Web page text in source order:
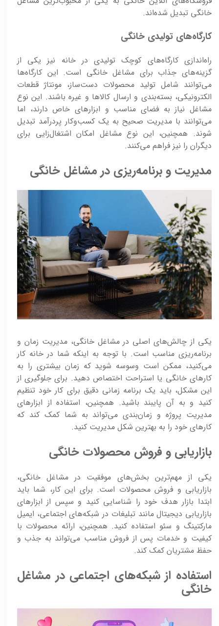
خانگی تبدیل شده‌اند.
کارگاه‌های تولیدی خانگی
راه‌اندازی کارگاه‌های کوچک تولیدی در خانه نیز یکی از
گزینه‌های جذاب برای مشاغل خانگی است. این کارگاه‌ها
می‌توانند شامل تولید محصولات دست‌ساز، مونتاژ قطعات
الکترونیکی، بسته‌بندی و ارسال کالاها و غیره باشند. این نوع
مشاغل نیاز به فضای مناسب و ابزارهای خاص دارند، اما
می‌توانند با مدیریت صحیح به یک کسب‌وکار پردرآمد تبدیل
شوند. همچنین، این نوع مشاغل امکان اشتغال‌زایی برای
دیگران را نیز فراهم می‌کنند.
مدیریت و برنامه‌ریزی در مشاغل خانگی
یکی از چالش‌های اصلی در مشاغل خانگی، مدیریت زمان و
برنامه‌ریزی مناسب است. با توجه به اینکه شما در خانه کار
می‌کنید، ممکن است وسوسه شوید که زمان بیشتری را به
کارهای خانگی یا استراحت اختصاص دهید. برای جلوگیری از
این مشکل، باید یک برنامه زمانی دقیق برای کار خود تنظیم
کنید و به آن پایبند باشید. همچنین، استفاده از ابزارهای
مدیریت پروژه و زمان‌بندی می‌تواند به شما کمک کند که
کارهای خود را به بهترین شکل مدیریت کنید.
بازاریابی و فروش محصولات خانگی
یکی از مهم‌ترین بخش‌های موفقیت در مشاغل خانگی،
بازاریابی و فروش محصولات است. برای این کار، شما باید
ابتدا بازار هدف خود را شناسایی کنید و سپس از ابزارهای
بازاریابی دیجیتال مانند تبلیغات در شبکه‌های اجتماعی، ایمیل
مارکتینگ و سئو استفاده کنید. همچنین، ارائه محصولات با
کیفیت و خدمات پس از فروش مناسب می‌تواند به جذب و
حفظ مشتریان کمک کند.
استفاده از شبکه‌های اجتماعی در مشاغل
خانگی